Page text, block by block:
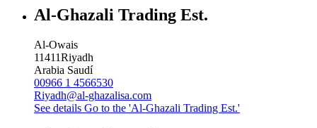
Al-Ghazali Trading Est.
Al-Owais
11411Riyadh
Arabia Saudí
00966 1 4566530
Riyadh@al-ghazalisa.com
See details Go to the 'Al-Ghazali Trading Est.'